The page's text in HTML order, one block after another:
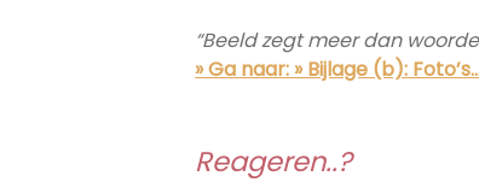
“Beeld zegt meer dan
» Ga naar: » Bijlage (b):
Reageren..?